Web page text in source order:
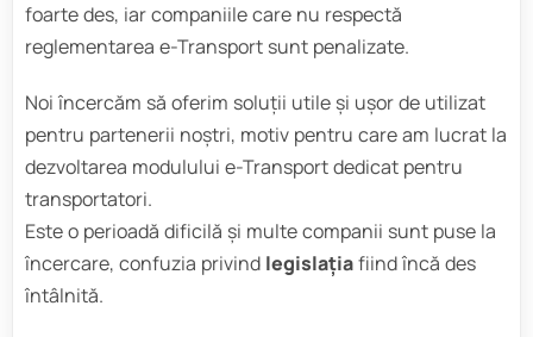
foarte des, iar companiile care nu respectă
reglementarea e-Transport sunt penalizate.
Noi încercăm să oferim soluții utile și ușor de utilizat
pentru partenerii noștri, motiv pentru care am lucrat la
dezvoltarea modulului e-Transport dedicat pentru
transportatori.
Este o perioadă dificilă și multe companii sunt puse la
încercare, confuzia privind legislațiafiind încă des
întâlnită.